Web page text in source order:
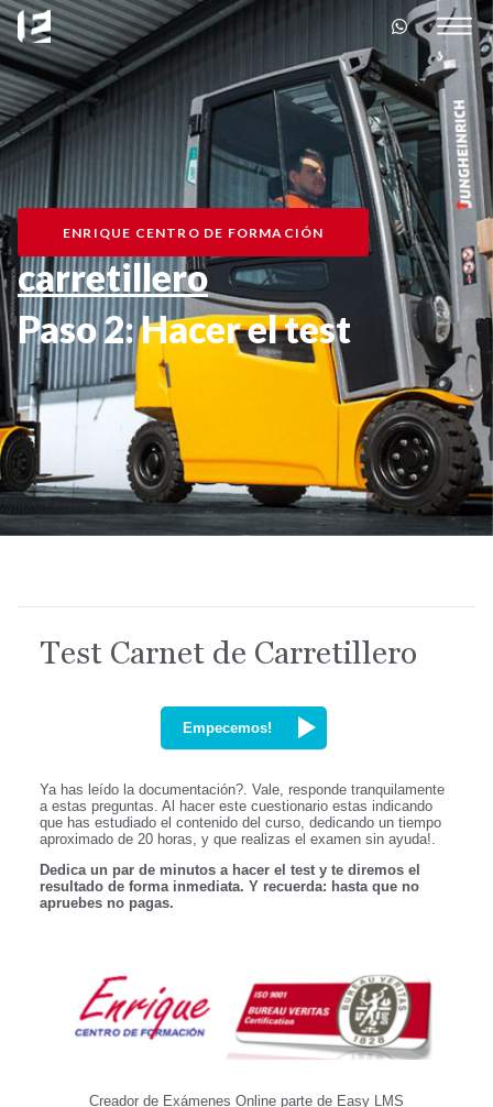
ENRIQUE CENTRO DE FORMACIÓN
carretillero
Paso 2: Hacer el test